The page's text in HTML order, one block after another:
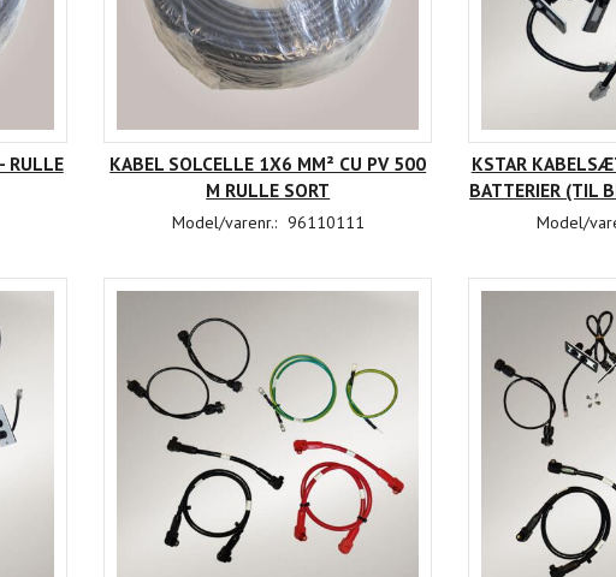
KSTAR KABELSÆT KOBLING
MELLEM 2 BATTERIER (TIL BLUE-S-
3680D/5000D)
KSTAR KABELSÆT KOBLING
MELLEM 3 BATTERIER (TIL BLUE-S-
3680D/5000D)
for at købe
RULLE
KABEL SOLCELLE 1X6 MM² CU PV 500
M RULLE SORT
Model/varenr.: 96110111
KSTAR
BATTERIER (TIL
Model/